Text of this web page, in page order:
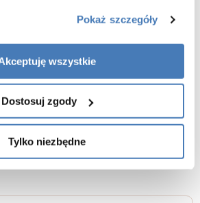
Pokaż szczegóły
wszystkie
Dostosuj zgody
Tylko niezbędne